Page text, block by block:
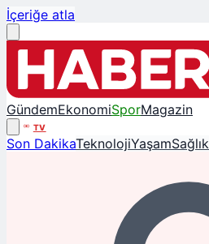
İçeriğe atla
GündemEkonomiSporMagazin
TV
Son DakikaTeknolojiYaşamSağlık